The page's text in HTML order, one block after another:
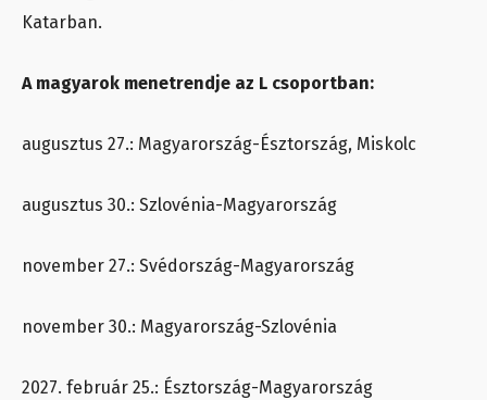
Katarban.
A magyarok menetrendje az L csoportban:
augusztus 27.: Magyarország-Észtország, Miskolc
augusztus 30.: Szlovénia-Magyarország
november 27.: Svédország-Magyarország
november 30.: Magyarország-Szlovénia
2027. február 25.: Észtország-Magyarország